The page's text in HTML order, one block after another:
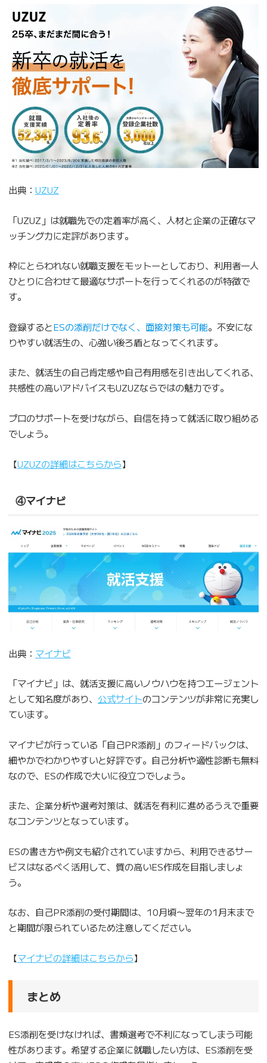
出典： UZUZ
「UZUZ」は就職先での定着率が高く、人材と企業の正確なマ
ッチング力に定評があります。
枠にとらわれない就職支援をモットーとしており、利用者一人
ひとりに合わせて最適なサポートを行ってくれるのが特徴で
す。
登録するとESの添削だけでなく、面接対策も可能。不安にな
りやすい就活生の、心強い後ろ盾となってくれます。
また、就活生の自己肯定感や自己有用感を引き出してくれる、
共感性の高いアドバイスもUZUZならではの魅力です。
プロのサポートを受けながら、自信を持って就活に取り組める
でしょう。
【UZUZの詳細はこちらから】
④マイナビ
出典： マイナビ
「マイナビ」は、就活支援に高いノウハウを持つエージェント
として知名度があり、 公式サイトのコンテンツが非常に充実し
ています。
マイナビが行っている「自己PR添削」のフィードバックは、
細やかでわかりやすいと好評です。自己分析や適性診断も無料
なので、ESの作成で大いに役立つでしょう。
また、企業分析や選考対策は、就活を有利に進めるうえで重要
なコンテンツとなっています。
ESの書き方や例文も紹介されていますから、利用できるサー
ビスはなるべく活用して、質の高いES作成を目指しましょ
う。
なお、自己PR添削の受付期間は、10月頃〜翌年の1月末まで
と期間が限られているため注意してください。
【マイナビの詳細はこちらから】
まとめ
ES添削を受けなければ、書類選考で不利になってしまう可能
性があります。希望する企業に就職したい方は、ES添削を受